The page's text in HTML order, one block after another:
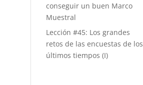
conseguir un buen Marco
Muestral
Lección #45: Los grandes
retos de las encuestas de los
últimos tiempos (I)